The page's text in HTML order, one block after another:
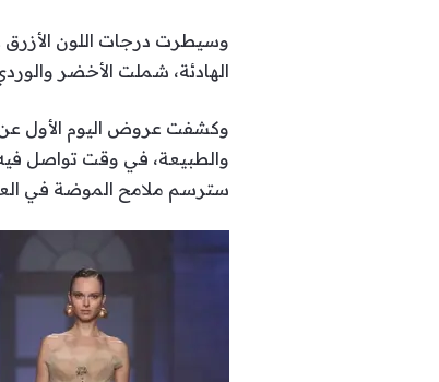
وسيطرت درجات اللون الأزرق
الهادئة، شملت الأخضر
وكشفت عروض اليوم الأول عن
والطبيعة، في وقت تواصل
سترسم ملامح الموضة في